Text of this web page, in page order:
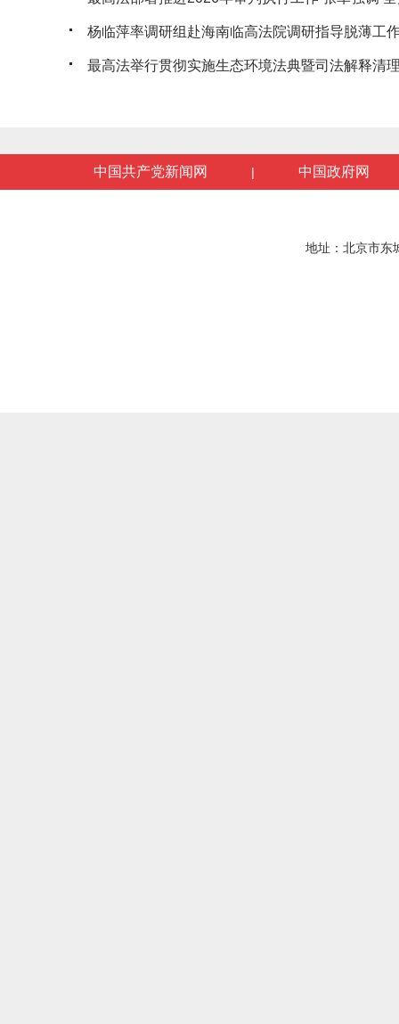
杨临萍率调研组赴海南临高法院调研指导脱薄工
最高法举行贯彻实施生态环境法典暨司法解释清
中国共产党新闻网 | 中国政府网
地址：北京市东